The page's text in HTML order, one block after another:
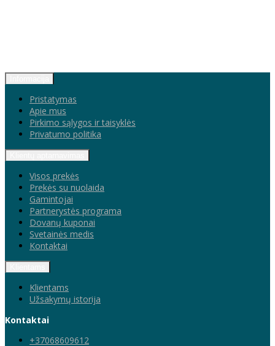
Pristatymas
Apie mus
Pirkimo sąlygos ir taisyklės
Privatumo politika
Visos prekės
Prekės su nuolaida
Gamintojai
Partnerystės programa
Dovanų kuponai
Svetainės medis
Kontaktai
Klientams
Užsakymų istorija
Kontaktai
+37068609612